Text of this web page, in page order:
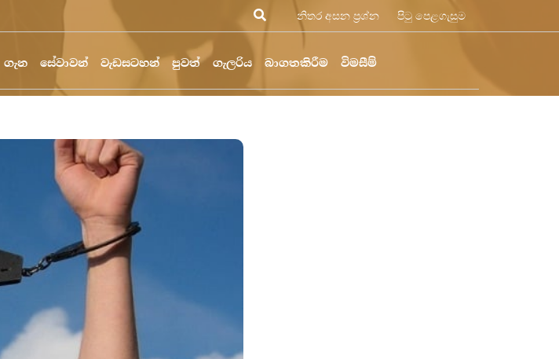
නිතර අසන ප්‍රශ්න පිටු පෙළගැසුම
සේවාවන් වැඩසටහන් පුවත් ගැලරිය බාගතකිරීම විමසීම්